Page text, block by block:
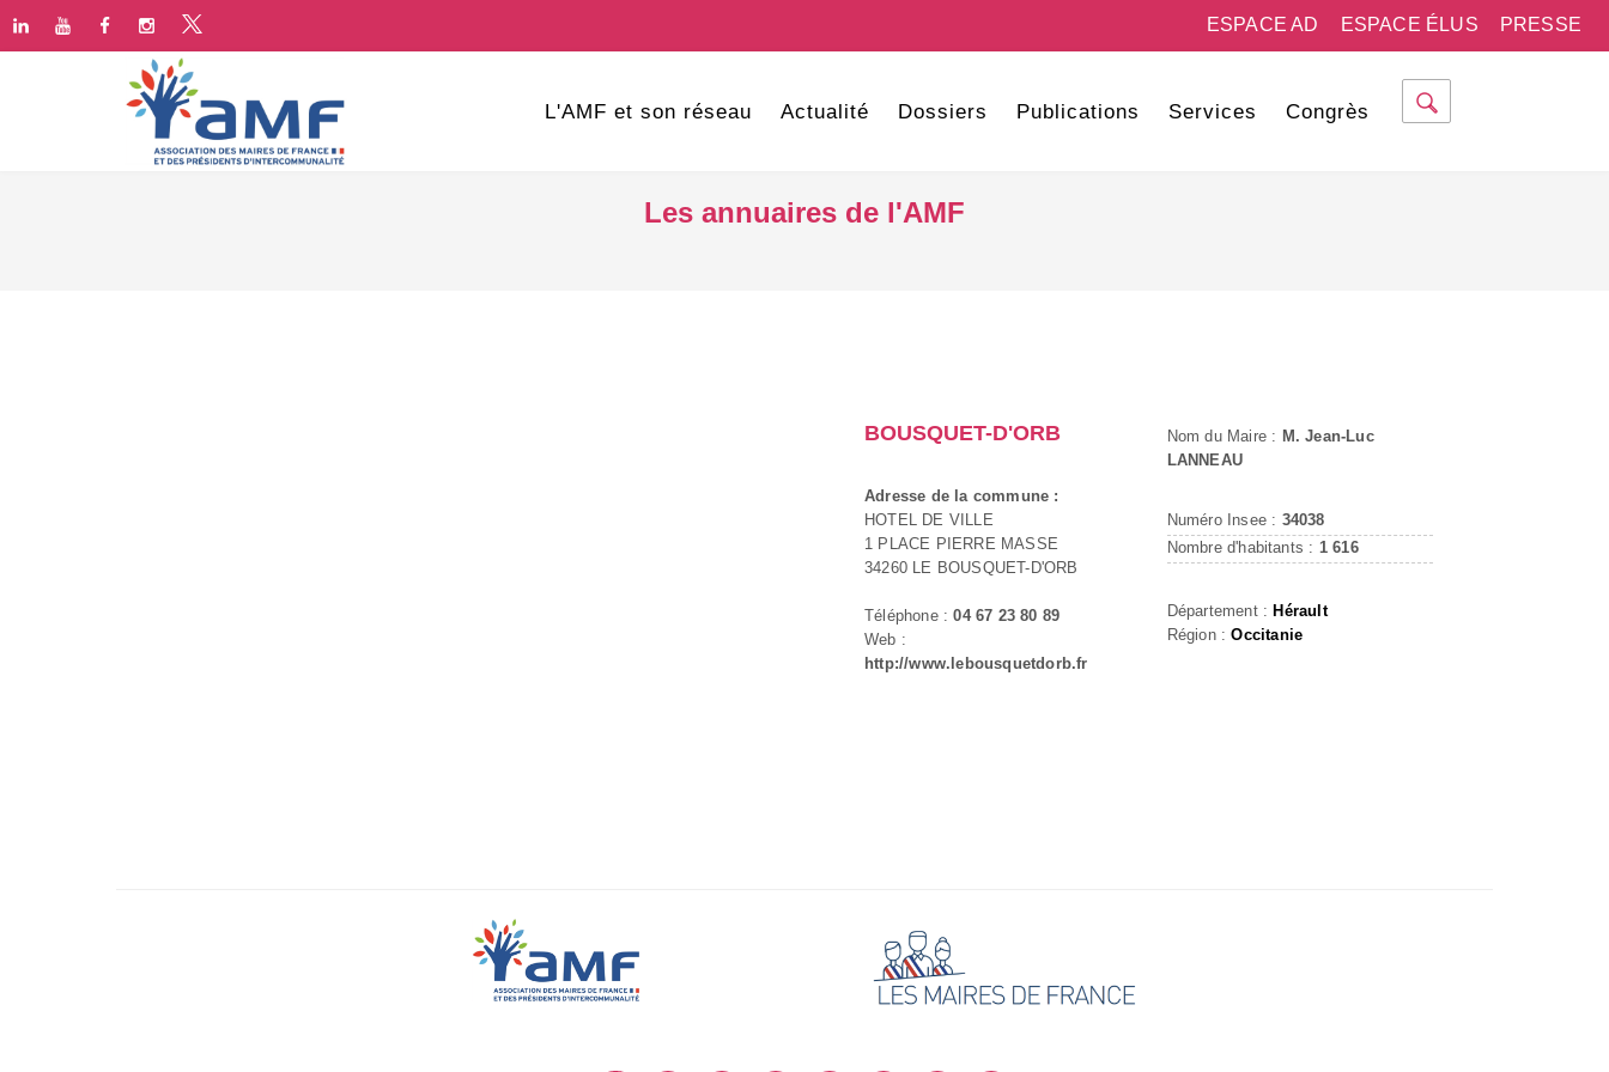
PRESSE
ESPACE ÉLUS
ESPACE AD
L'AMF et son réseau Actualité Dossiers Publications Services Congrès
Les annuaires de l'AMF
BOUSQUET-D'ORB
Adresse de la commune :
HOTEL DE VILLE
1 PLACE PIERRE MASSE
34260 LE BOUSQUET-D'ORB
Téléphone :04 67 23 80 89
Web :
http://www.lebousquetdorb.fr
Nom du Maire : M. Jean-Luc
LANNEAU
Numéro Insee : 34038
Nombre d'habitants : 1 616
Département : Hérault
Région :Occitanie